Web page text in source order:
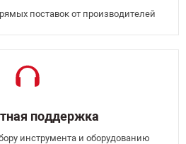
поставок от производителей
поддержка
инструмента и оборудованию